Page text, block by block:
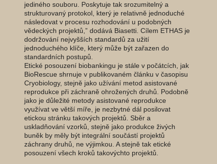
jediného souboru. Poskytuje tak srozumitelný a
strukturovaný protokol, který je relativně jednoduché
následovat v procesu rozhodování u podobných
vědeckých projektů,” dodává Biasetti. Cílem ETHAS je
dodržování nejvyšších standardů za užití
jednoduchého klíče, který může být zařazen do
standardních postupů.
Etické posouzení biobankingu je stále v počátcích, jak
BioRescue shrnuje v publikovaném článku v časopisu
Cryobiology, stejně jako užívání metod asistované
reprodukce při záchraně ohrožených druhů. Podobně
jako je důležité metody asistované reprodukce
využívat ve větší míře, je nezbytné dál posilovat
etickou stránku takových projektů. Sběr a
uskladňování vzorků, stejně jako produkce živých
buněk by měly být integrální součástí projektů
záchrany druhů, ne výjimkou. A stejně tak etické
posouzení všech kroků takovýchto projektů.